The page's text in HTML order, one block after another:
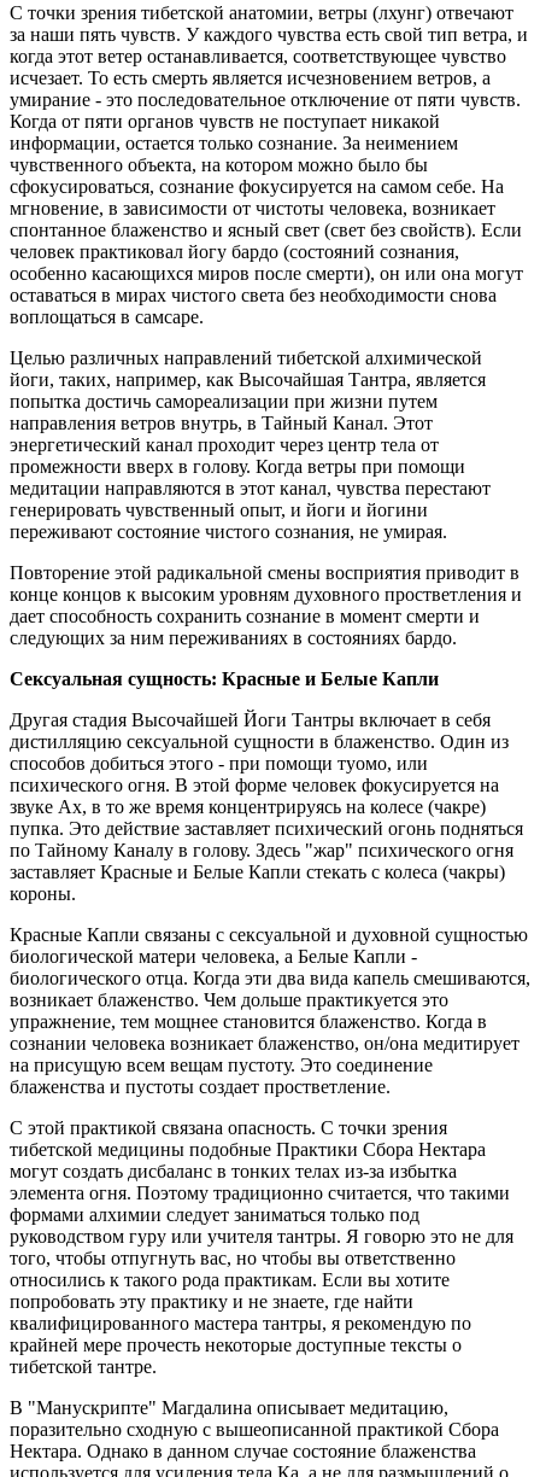
С точки зрения тибетской анатомии, ветры (лхунг) отвечают
за наши пять чувств. У каждого чувства есть свой тип ветра, и
когда этот ветер останавливается, соответствующее чувство
исчезает. То есть смерть является исчезновением ветров, а
умирание - это последовательное отключение от пяти чувств.
Когда от пяти органов чувств не поступает никакой
информации, остается только сознание. За неимением
чувственного объекта, на котором можно было бы
сфокусироваться, сознание фокусируется на самом себе. На
мгновение, в зависимости от чистоты человека, возникает
спонтанное блаженство и ясный свет (свет без свойств). Если
человек практиковал йогу бардо (состояний сознания,
особенно касающихся миров после смерти), он или она могут
оставаться в мирах чистого света без необходимости снова
воплощаться в самсаре.
Целью различных направлений тибетской алхимической
йоги, таких, например, как Высочайшая Тантра, является
попытка достичь самореализации при жизни путем
направления ветров внутрь, в Тайный Канал. Этот
энергетический канал проходит через центр тела от
промежности вверх в голову. Когда ветры при помощи
медитации направляются в этот канал, чувства перестают
генерировать чувственный опыт, и йоги и йогини
переживают состояние чистого сознания, не умирая.
Повторение этой радикальной смены восприятия приводит в
конце концов к высоким уровням духовного простветления и
дает способность сохранить сознание в момент смерти и
следующих за ним переживаниях в состояниях бардо.
Сексуальная сущность: Красные и Белые Капли
Другая стадия Высочайшей Йоги Тантры включает в себя
дистилляцию сексуальной сущности в блаженство. Один из
способов добиться этого - при помощи туомо, или
психического огня. В этой форме человек фокусируется на
звуке Ах, в то же время концентрируясь на колесе (чакре)
пупка. Это действие заставляет психический огонь подняться
по Тайному Каналу в голову. Здесь "жар" психического огня
заставляет Красные и Белые Капли стекать с колеса (чакры)
короны.
Красные Капли связаны с сексуальной и духовной сущностью
биологической матери человека, а Белые Капли -
биологического отца. Когда эти два вида капель смешиваются,
возникает блаженство. Чем дольше практикуется это
упражнение, тем мощнее становится блаженство. Когда в
сознании человека возникает блаженство, он/она медитирует
на присущую всем вещам пустоту. Это соединение
блаженства и пустоты создает простветление.
С этой практикой связана опасность. С точки зрения
тибетской медицины подобные Практики Сбора Нектара
могут создать дисбаланс в тонких телах из-за избытка
элемента огня. Поэтому традиционно считается, что такими
формами алхимии следует заниматься только под
руководством гуру или учителя тантры. Я говорю это не для
того, чтобы отпугнуть вас, но чтобы вы ответственно
относились к такого рода практикам. Если вы хотите
попробовать эту практику и не знаете, где найти
квалифицированного мастера тантры, я рекомендую по
крайней мере прочесть некоторые доступные тексты о
тибетской тантре.
В "Манускрипте" Магдалина описывает медитацию,
поразительно сходную с вышеописанной практикой Сбора
Нектара. Однако в данном случае состояние блаженства
используется для усиления тела Ка, а не для размышлений о